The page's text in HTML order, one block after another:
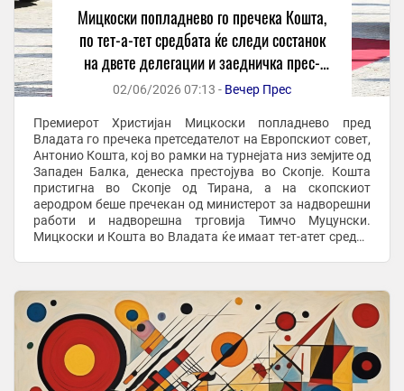
Мицкоски попладнево го пречека Кошта,
по тет-а-тет средбата ќе следи состанок
на двете делегации и заедничка прес-
конференција/
02/06/2026 07:13 - Вечер Прес
Премиерот Христијан Мицкоски попладнево пред
Владата го пречека претседателот на Европскиот совет,
Антонио Кошта, кој во рамки на турнејата низ земјите од
Западен Балка, денеска престојува во Скопје. Кошта
пристигна во Скопје од Тирана, а на скопскиот
аеродром беше пречекан од министерот за надворешни
работи и надворешна трговија Тимчо Муцунски.
Мицкоски и Кошта во Владата ќе имаат тет-атет средба